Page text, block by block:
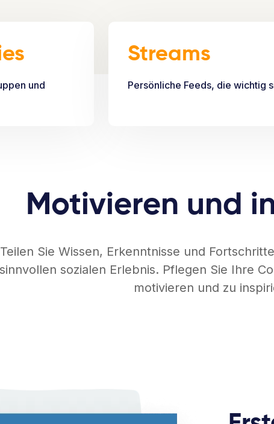
und
Streams
Persönliche Feeds, die wichtig
Motivieren und
Teilen Sie Wissen, Erkenntnisse und
sinnvollen sozialen Erlebnis. Pflegen Sie Ihre
motivieren und zu